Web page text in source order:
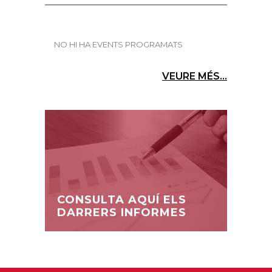
NO HI HA EVENTS PROGRAMATS
VEURE MÉS...
CONSULTA AQUÍ ELS
DARRERS INFORMES